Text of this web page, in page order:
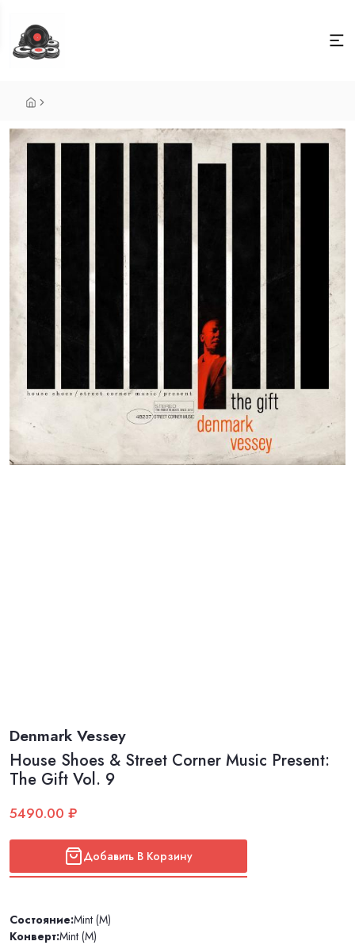
Denmark Vessey
House Shoes & Street Corner Music Present:
The Gift Vol. 9
5490.00 ₽
Добавить В Корзину
Состояние:Mint (M)
Конверт:Mint (M)